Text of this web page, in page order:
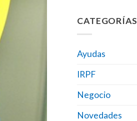
CATEGORÍAS
Ayudas
IRPF
Negocio
Novedades